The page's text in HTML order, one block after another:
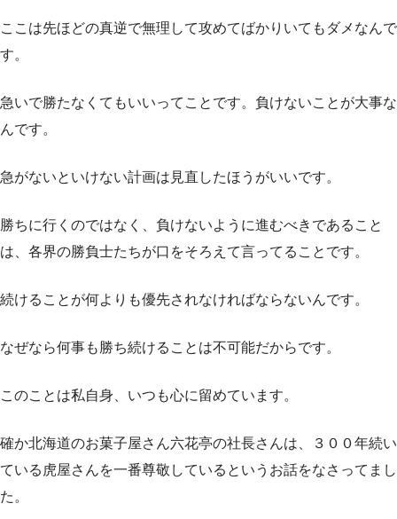
ここは先ほどの真逆で無理して攻めてばかりいてもダメなんで
す。
急いで勝たなくてもいいってことです。負けないことが大事な
んです。
急がないといけない計画は見直したほうがいいです。
勝ちに行くのではなく、負けないように進むべきであること
は、各界の勝負士たちが口をそろえて言ってることです。
続けることが何よりも優先されなければならないんです。
なぜなら何事も勝ち続けることは不可能だからです。
このことは私自身、いつも心に留めています。
確か北海道のお菓子屋さん六花亭の社長さんは、３００年続い
ている虎屋さんを一番尊敬しているというお話をなさってまし
た。